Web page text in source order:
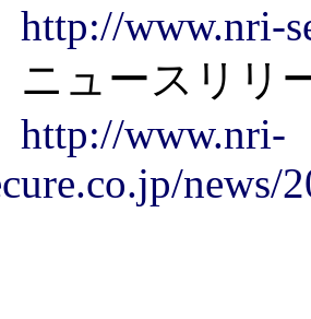
http://www.nri-
ュースリリ
http://www.nri-
news/